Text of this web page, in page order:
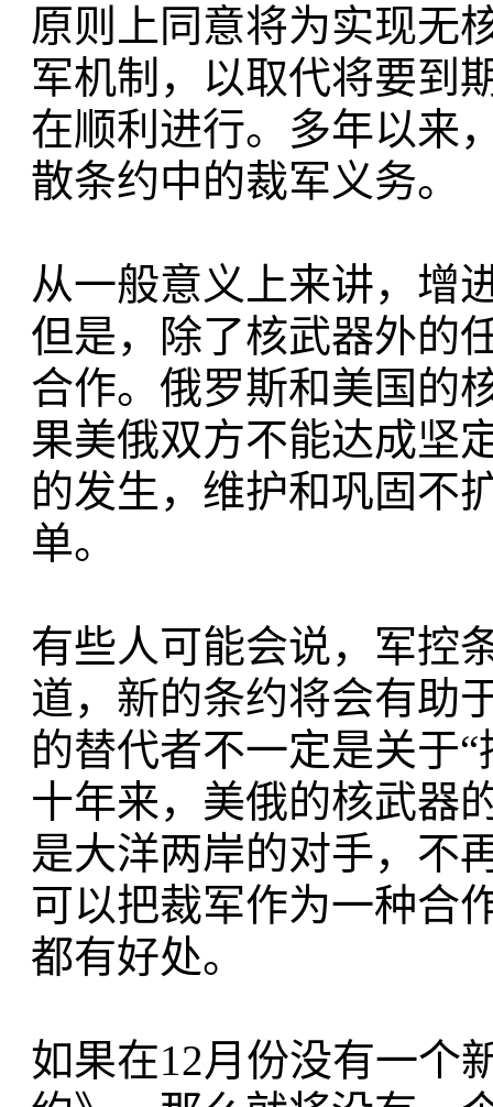
原则上同意将为实现无
军机制，以取代将要到
在顺利进行。多年以来
散条约中的裁军义务。
从一般意义上来讲，增
但是，除了核武器外的
合作。俄罗斯和美国的
果美俄双方不能达成坚
的发生，维护和巩固不
单。
有些人可能会说，军控
道，新的条约将会有助
的替代者不一定是关于
十年来，美俄的核武器
是大洋两岸的对手，不
可以把裁军作为一种合
都有好处。
如果在12月份没有一个